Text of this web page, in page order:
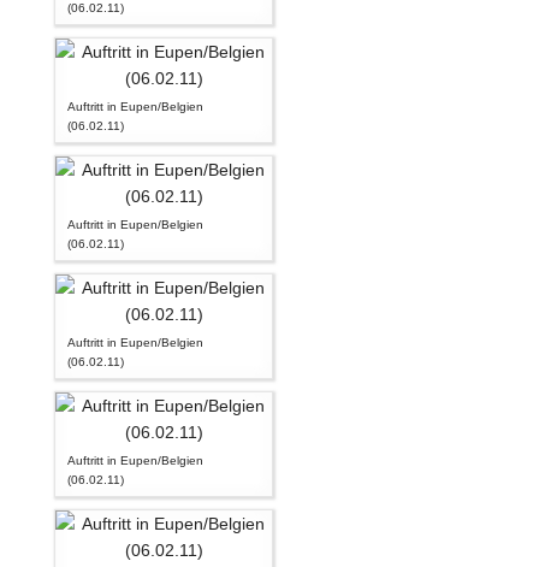
(06.02.11)
Auftritt in Eupen/Belgien
(06.02.11)
Auftritt in Eupen/Belgien
(06.02.11)
Auftritt in Eupen/Belgien
(06.02.11)
Auftritt in Eupen/Belgien
(06.02.11)